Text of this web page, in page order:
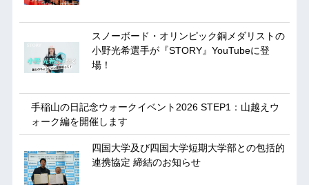
スノーボード・オリンピック銅メダリストの
小野光希選手が『STORY』YouTubeに登
場！
手稲山の日記念ウォークイベント2026 STEP1：山越えウ
ォーク編を開催します
四国大学及び四国大学短期大学部との包括的
連携協定 締結のお知らせ